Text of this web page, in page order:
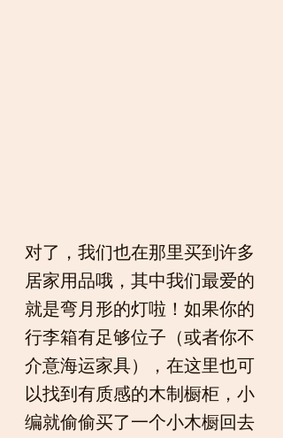
对了，我们也在那里买到许多
居家用品哦，其中我们最爱的
就是弯月形的灯啦！如果你的
行李箱有足够位子（或者你不
介意海运家具），在这里也可
以找到有质感的木制橱柜，小
编就偷偷买了一个小木橱回去